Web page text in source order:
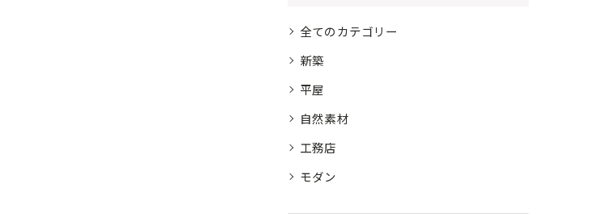
全てのカテゴリー
新築
平屋
自然素材
工務店
モダン